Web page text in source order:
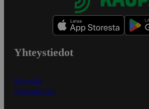
Yhteystiedot
Myymälät
Asiakaspalvelu